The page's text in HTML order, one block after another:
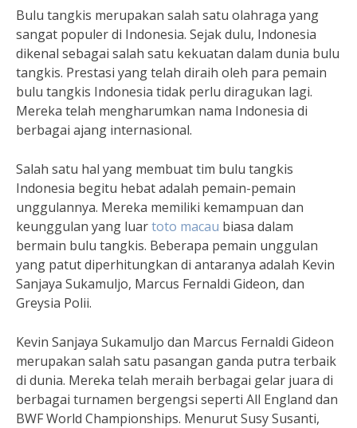
Bulu tangkis merupakan salah satu olahraga yang
sangat populer di Indonesia. Sejak dulu, Indonesia
dikenal sebagai salah satu kekuatan dalam dunia bulu
tangkis. Prestasi yang telah diraih oleh para pemain
bulu tangkis Indonesia tidak perlu diragukan lagi.
Mereka telah mengharumkan nama Indonesia di
berbagai ajang internasional.
Salah satu hal yang membuat tim bulu tangkis
Indonesia begitu hebat adalah pemain-pemain
unggulannya. Mereka memiliki kemampuan dan
keunggulan yang luartoto macau biasa dalam
bermain bulu tangkis. Beberapa pemain unggulan
yang patut diperhitungkan di antaranya adalah Kevin
Sanjaya Sukamuljo, Marcus Fernaldi Gideon, dan
Greysia Polii.
Kevin Sanjaya Sukamuljo dan Marcus Fernaldi Gideon
merupakan salah satu pasangan ganda putra terbaik
di dunia. Mereka telah meraih berbagai gelar juara di
berbagai turnamen bergengsi seperti All England dan
BWF World Championships. Menurut Susy Susanti,